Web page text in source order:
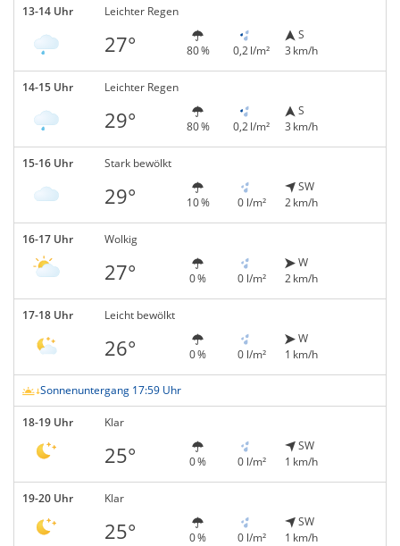
13-14 Uhr Leichter Regen
27° 80 % 0,2 l/m²
S
3 km/h
14-15 Uhr Leichter Regen
29° 80 % 0,2 l/m²
S
3 km/h
15-16 Uhr Stark bewölkt
29° 10 % 0 l/m²
SW
2 km/h
16-17 Uhr Wolkig
27° 0 % 0 l/m²
W
2 km/h
17-18 Uhr Leicht bewölkt
26° 0 % 0 l/m²
W
1 km/h
Sonnenuntergang 17:59 Uhr
18-19 Uhr Klar
25° 0 % 0 l/m²
SW
1 km/h
19-20 Uhr Klar
25° 0 % 0 l/m²
SW
1 km/h